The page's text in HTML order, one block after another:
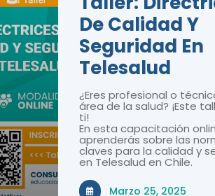
De Calidad Y
Seguridad En
Telesalud
¿Eres profesional o
área de la salud? ¡Este
ti!
En esta capacitación
aprenderás sobre las
claves para la calidad y
en Telesalud en Chile.
Marzo 25, 2025